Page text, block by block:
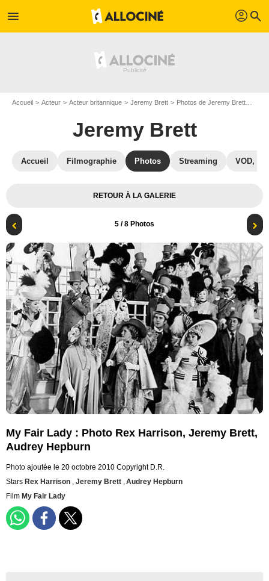
menu profil search
Accueil Acteur Acteur britannique Jeremy Brett Photos de Jeremy Brett
Jeremy Brett
Accueil Filmographie Photos Streaming VOD,
RETOUR À LA GALERIE
5 / 8 Photos
My Fair Lady : Photo Rex Harrison, Jeremy Brett,
Audrey Hepburn
Photo ajoutée le 20 octobre 2010 Copyright D.R.
Stars Rex Harrison , Jeremy Brett ,Audrey Hepburn
Film My Fair Lady